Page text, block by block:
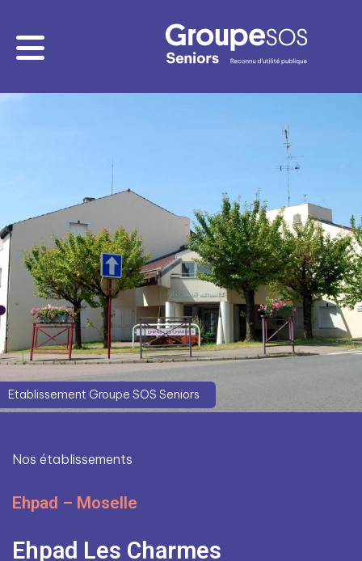
Nos établissements
Ehpad – Moselle
Ehpad Les Charmes
Etablissement Groupe SOS Seniors